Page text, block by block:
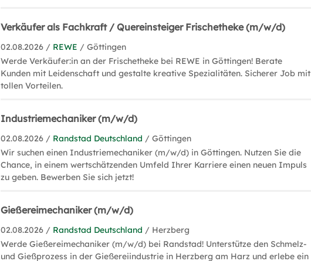
Verkäufer als Fachkraft / Quereinsteiger Frischetheke (m/w/d)
02.08.2026 / REWE / Göttingen
Werde Verkäufer:in an der Frischetheke bei REWE in Göttingen! Berate
Kunden mit Leidenschaft und gestalte kreative Spezialitäten. Sicherer Job mit
tollen Vorteilen.
Industriemechaniker (m/w/d)
02.08.2026 / Randstad Deutschland / Göttingen
Wir suchen einen Industriemechaniker (m/w/d) in Göttingen. Nutzen Sie die
Chance, in einem wertschätzenden Umfeld Ihrer Karriere einen neuen Impuls
zu geben. Bewerben Sie sich jetzt!
Gießereimechaniker (m/w/d)
02.08.2026 / Randstad Deutschland / Herzberg
Werde Gießereimechaniker (m/w/d) bei Randstad! Unterstütze den Schmelz-
und Gießprozess in der Gießereiindustrie in Herzberg am Harz und erlebe ein